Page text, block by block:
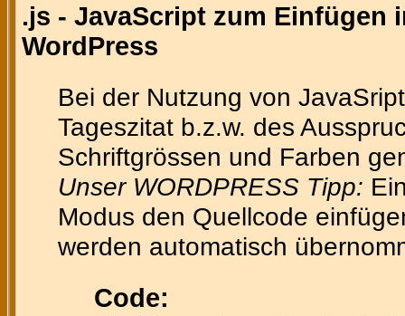
.js - JavaScript zum Einfügen
WordPress
Bei der Nutzung von
Tageszitat b.z.w. des
Schriftgrössen und Farben
Unser WORDPRESS Tipp:
Modus den Quellcode
werden automatisch
Code: